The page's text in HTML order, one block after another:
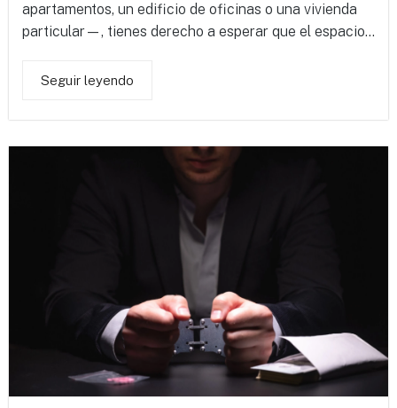
apartamentos, un edificio de oficinas o una vivienda
particular—, tienes derecho a esperar que el espacio...
Seguir leyendo